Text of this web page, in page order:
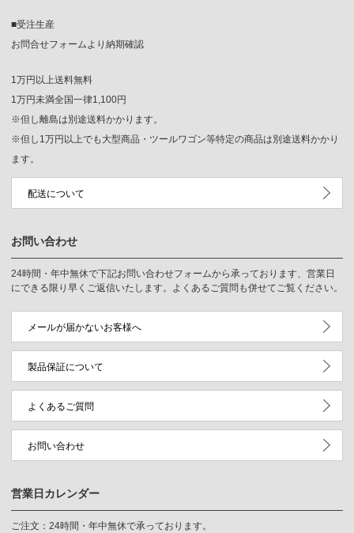
■受注生産
お問合せフォームより納期確認
1万円以上送料無料
1万円未満全国一律1,100円
※但し離島は別途送料かかります。
※但し1万円以上でも大型商品・ツールワゴン等特定の商品は別途送料かかり
ます。
配送について
お問い合わせ
24時間・年中無休で下記お問い合わせフォームから承っております、営業日
にできる限り早くご返信いたします。よくあるご質問も併せてご覧ください。
メールが届かないお客様へ
製品保証について
よくあるご質問
お問い合わせ
営業日カレンダー
ご注文：24時間・年中無休で承っております。